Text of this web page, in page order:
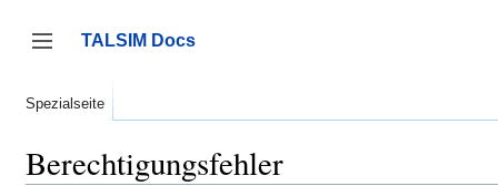
springen
Seitenleiste umschalten
TALSIM Docs
Spezialseite
Berechtigungsfehler